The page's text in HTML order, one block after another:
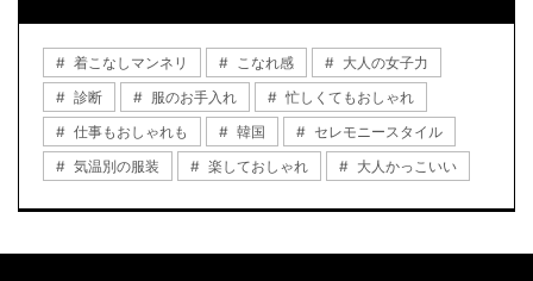
着こなしマンネリ こなれ感
大人の女子力
診断
服のお手入れ
忙しくてもおしゃれ
仕事もおしゃれも
韓国
セレモニースタイル
気温別の服装
楽しておしゃれ 大人かっこいい